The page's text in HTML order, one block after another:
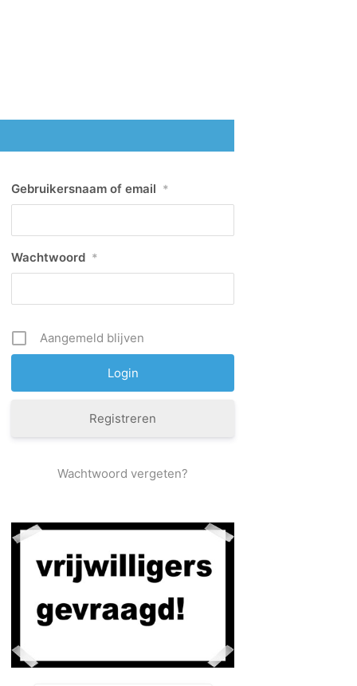
Gebruikersnaam of email *
Wachtwoord *
Aangemeld blijven
Registreren
Wachtwoord vergeten?